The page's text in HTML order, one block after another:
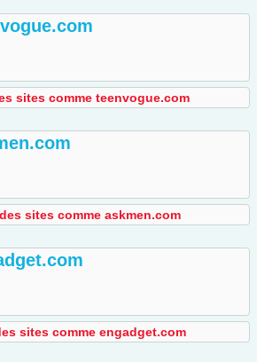
sites comme teenvogue.com
sites comme askmen.com
sites comme engadget.com